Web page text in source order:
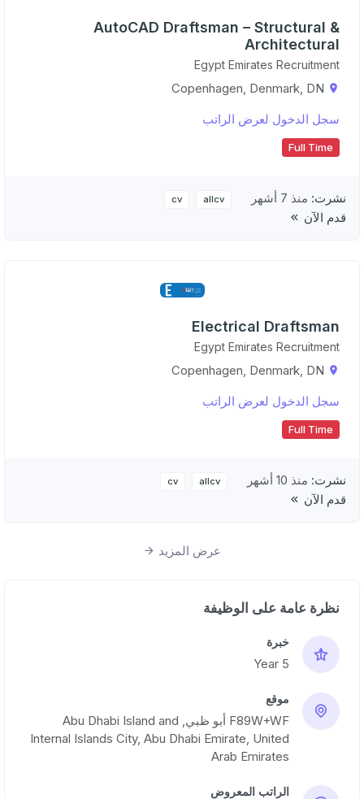
AutoCAD Draftsman – Structural &
Architectural
Egypt Emirates Recruitment
Copenhagen, Denmark, DN
سجل الدخول لعرض الراتب
Full Time
نشرت: منذ 7 أشهر allcv
cv
قدم الآن
Electrical Draftsman
Egypt Emirates Recruitment
Copenhagen, Denmark, DN
سجل الدخول لعرض الراتب
Full Time
نشرت: منذ 10 أشهر allcv
cv
قدم الآن
عرض المزيد
نظرة عامة على الوظيفة
خبرة
5 Year
موقع
F89W+WF أبو ظبي, Abu Dhabi Island and
Internal Islands City, Abu Dhabi Emirate, United
Arab Emirates
الراتب المعروض